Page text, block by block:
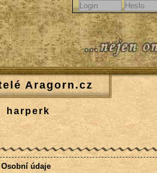
Aragorn.cz
harperk
Osobní údaje